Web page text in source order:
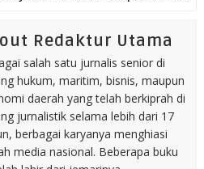
Redaktur Utama
salah satu jurnalis senior di
hukum, maritim, bisnis, maupun
daerah yang telah berkiprah di
jurnalistik selama lebih dari 17
berbagai karyanya menghiasi
media nasional. Beberapa buku